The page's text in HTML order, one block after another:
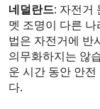
네덜란드: 자전거
멧 조명이 다른
법은 자전거에 반
의무화하지는 않
운 시간 동안 안
다.